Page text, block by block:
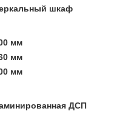
шкаф
мм
мм
мм
ДСП